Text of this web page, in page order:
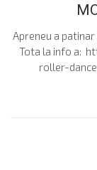
Apreneu a
Tota la info a:
roller-